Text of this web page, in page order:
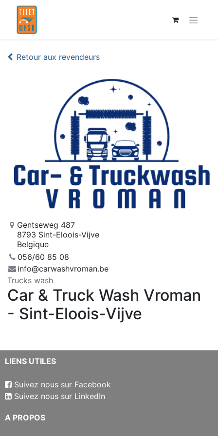
Retour aux revendeurs
Gentseweg 487
8793 Sint-Eloois-Vijve
Belgique
056/60 85 08
info@carwashvroman.be
Trucks wash
Car & Truck Wash Vroman
- Sint-Eloois-Vijve
​LIENS UTILES
Suivez nous sur Facebook
Suivez nous sur LinkedIn
​A PROPOS